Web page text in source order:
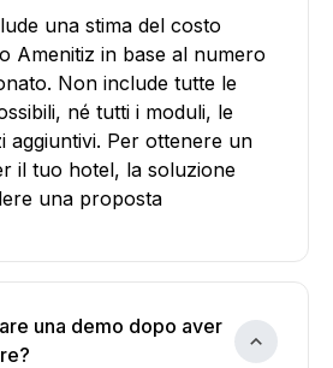
una stima del costo
Amenitiz in base al numero
Non include tutte le
né tutti i moduli, le
aggiuntivi. Per ottenere un
il tuo hotel, la soluzione
una proposta
una demo dopo aver